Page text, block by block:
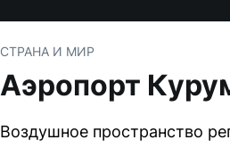
СТРАНА И МИР
Аэропорт
Воздушное пространство